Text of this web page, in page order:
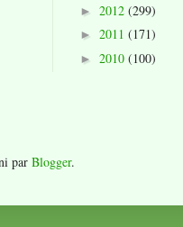
► 2012 (299)
► 2011 (171)
► 2010 (100)
par Blogger.